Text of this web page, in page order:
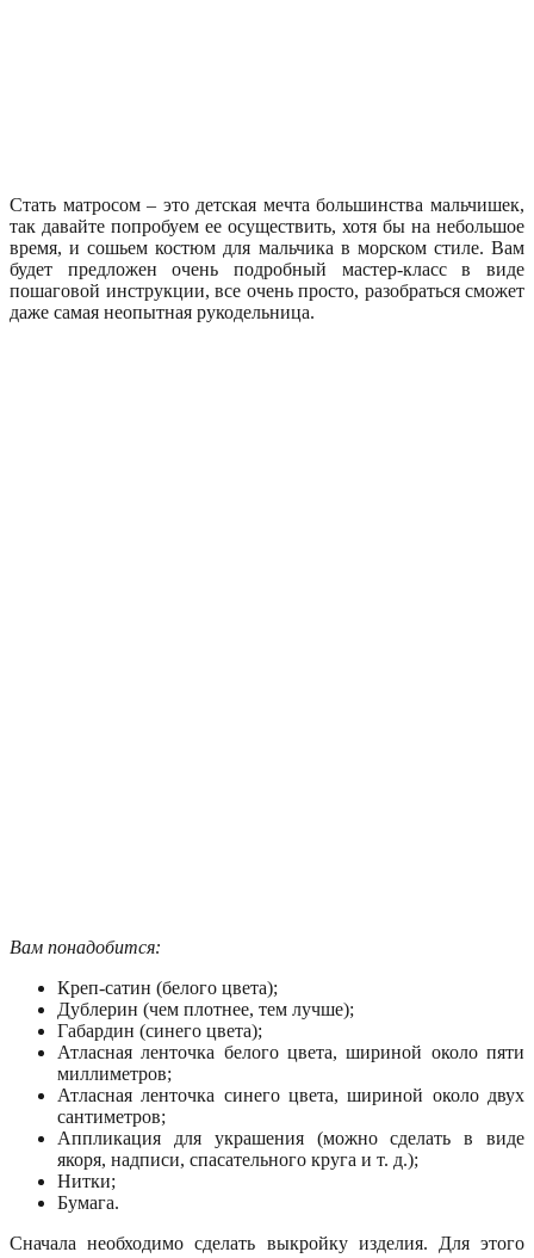
Стать матросом – это детская мечта большинства мальчишек,
так давайте попробуем ее осуществить, хотя бы на небольшое
время, и сошьем костюм для мальчика в морском стиле. Вам
будет предложен очень подробный мастер-класс в виде
пошаговой инструкции, все очень просто, разобраться сможет
даже самая неопытная рукодельница.
Вам понадобится:
Креп-сатин (белого цвета);
Дублерин (чем плотнее, тем лучше);
Габардин (синего цвета);
Атласная ленточка белого цвета, шириной около пяти
миллиметров;
Атласная ленточка синего цвета, шириной около двух
сантиметров;
Аппликация для украшения (можно сделать в виде
якоря, надписи, спасательного круга и т. д.);
Нитки;
Бумага.
Сначала необходимо сделать выкройку изделия. Для этого